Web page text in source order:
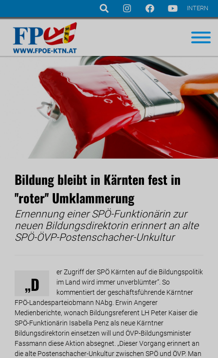
Navigation
INTERN
Bildung bleibt in Kärnten fest in
''roter'' Umklammerung
Ernennung einer SPÖ-Funktionärin zur
neuen Bildungsdirektorin erinnert an alte
SPÖ-ÖVP-Postenschacher-Unkultur
„D
er Zugriff der SPÖ Kärnten auf die Bildungspolitik
im Land wird immer unverblümter“. So
kommentiert der geschäftsführende Kärntner
FPÖ-Landesparteiobmann NAbg. Erwin Angerer
Medienberichte, wonach Bildungsreferent LH Peter Kaiser die
SPÖ-Funktionärin Isabella Penz als neue Kärntner
Bildungsdirektorin einsetzen will und ÖVP-Bildungsminister
Fassmann diese Aktion absegnet. „Dieser Vorgang erinnert an
die alte Postenschacher-Unkultur zwischen SPÖ und ÖVP. Man